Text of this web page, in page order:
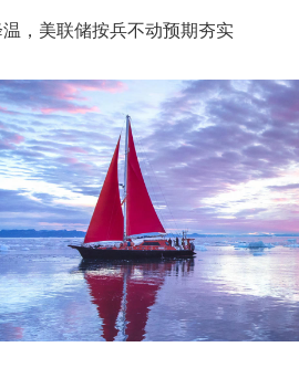
，美联储按兵不动预期夯实